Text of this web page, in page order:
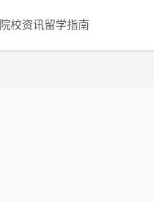
院校资讯留学指南